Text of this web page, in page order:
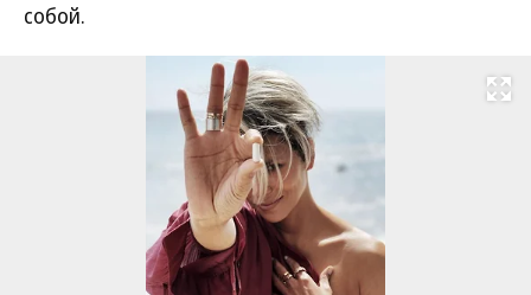
собой.
Развернуть